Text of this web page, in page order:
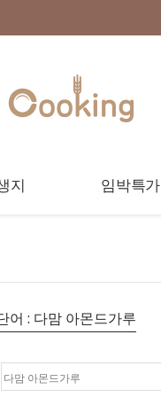
지 임박특가
어 : 다맘 아몬드가루